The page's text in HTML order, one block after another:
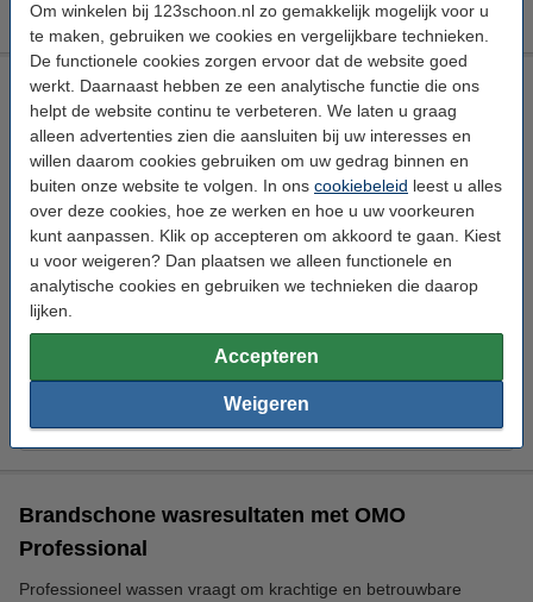
Om winkelen bij 123schoon.nl zo gemakkelijk mogelijk voor u
te maken, gebruiken we cookies en vergelijkbare technieken.
De functionele cookies zorgen ervoor dat de website goed
werkt. Daarnaast hebben ze een analytische functie die ons
helpt de website continu te verbeteren. We laten u graag
alleen advertenties zien die aansluiten bij uw interesses en
willen daarom cookies gebruiken om uw gedrag binnen en
buiten onze website te volgen. In ons cookiebeleid leest u alles
over deze cookies, hoe ze werken en hoe u uw voorkeuren
kunt aanpassen. Klik op accepteren om akkoord te gaan. Kiest
u voor weigeren? Dan plaatsen we alleen functionele en
analytische cookies en gebruiken we technieken die daarop
lijken.
Accepteren
Weigeren
€ 7,50
Omo Professional Active Clean Liquid Vloeibaar Wasmiddel
10 L (154 wasbeurten)
Omo Wasmiddel Vloeibaar Pro Formula
Bekijk de specificaties en beschrijving
Direct leverbaar
Morgen in huis
€ 34,99 Bestellen
Brandschone wasresultaten met OMO
Professional
Professioneel wassen vraagt om krachtige en betrouwbare